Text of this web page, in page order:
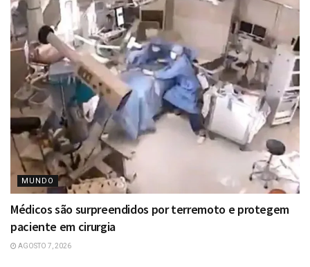
MUNDO
Médicos são surpreendidos por terremoto e protegem
paciente em cirurgia
AGOSTO 7, 2026